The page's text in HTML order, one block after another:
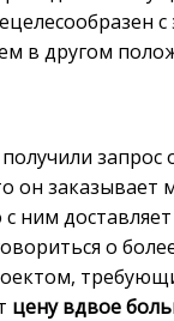
с
в другом
запрос
он заказывает
ним
о
цену вдвое